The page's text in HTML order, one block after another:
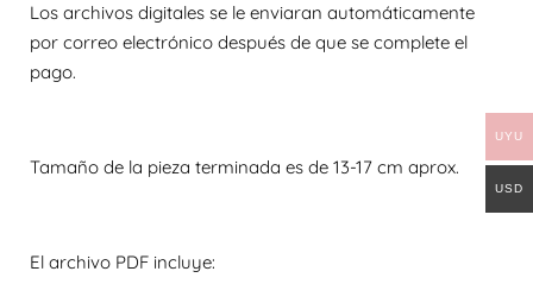
Los archivos digitales se le enviaran automáticamente
por correo electrónico después de que se complete el
pago.
Tamaño de la pieza terminada es de 13-17 cm aprox.
El archivo PDF incluye:
UYU
USD